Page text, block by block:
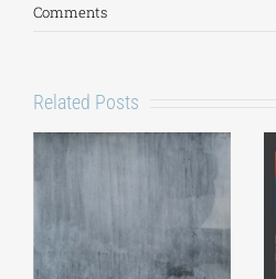
Comments
Related Posts